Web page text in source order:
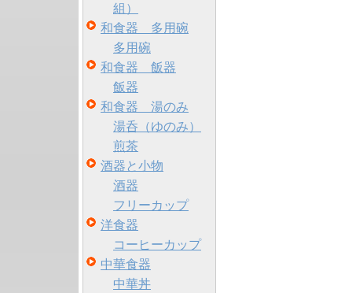
組）
和食器 多用碗
多用碗
和食器 飯器
飯器
和食器 湯のみ
湯呑（ゆのみ）
煎茶
酒器と小物
酒器
フリーカップ
洋食器
コーヒーカップ
中華食器
中華丼